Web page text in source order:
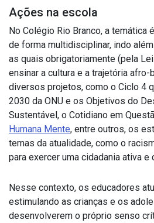
Ações na escola
No Colégio Rio Branco, a temática
de forma multidisciplinar, indo
as quais obrigatoriamente (pela
ensinar a cultura e a trajetória
diversos projetos, como o Ciclo 4
2030 da ONU e os Objetivos do
Sustentável, o Cotidiano em
Humana Mente, entre outros, os
temas da atualidade, como o
para exercer uma cidadania ativa e
Nesse contexto, os educadores
estimulando as crianças e os
desenvolverem o próprio senso